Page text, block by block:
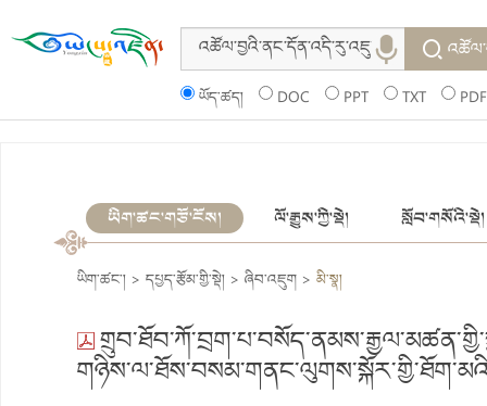
ཡོད་ཚད། DOC PPT TXT PDF
ཡིག་ཚང་གཙོ་ངོས། ལོ་རྒྱུས་ཀྱི་སྡེ། སློབ་གསོའི་སྡེ།
ཡིག་ཚང་། > དཔྱད་རྩོམ་གྱི་སྡེ། > ཞིབ་འཇུག > མི་སྣ།